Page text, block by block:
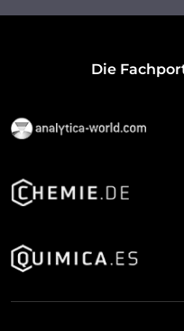
Die